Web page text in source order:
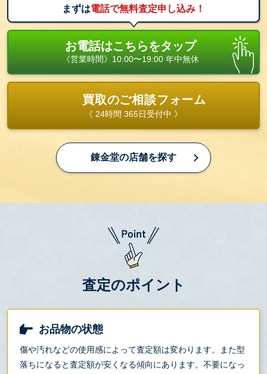
まずは電話で無料査定申し込み！
お電話はこちらをタップ
《営業時間》10:00〜19:00 年中無休
買取のご相談フォーム
《 24時間 365日受付中 》
錬金堂の店舗を探す
査定のポイント
お品物の状態
傷や汚れなどの使用感によって査定額は変わります。また型
落ちになると査定額が安くなる傾向にあります。不要になっ